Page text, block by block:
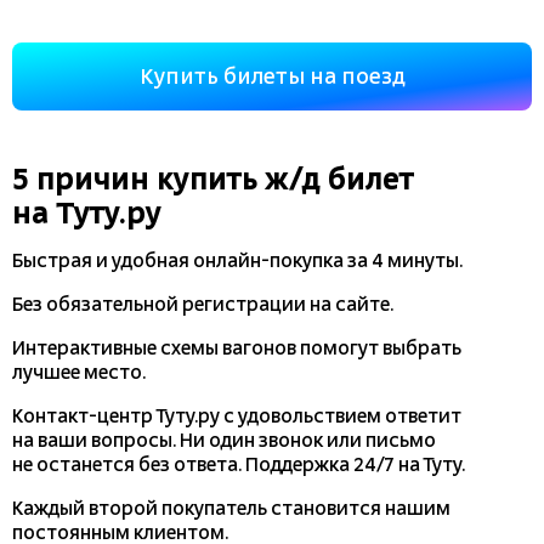
Купить билеты на поезд
5 причин купить ж/д билет
на Туту.ру
Быстрая и удобная онлайн-покупказа 4 минуты.
Без обязательной регистрации на сайте.
Интерактивные схемы вагонов помогут выбрать
лучшее место.
Контакт-центр Туту.ру с удовольствием ответит
на ваши вопросы. Ни один звонок или письмо
не останется без ответа. Поддержка 24/7 на Туту.
Каждый второй покупатель становится нашим
постоянным клиентом.